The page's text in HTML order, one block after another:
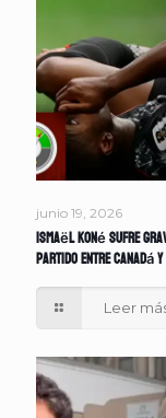
junio 19, 2026
Ismaël Koné sufre
partido entre Canadá
Leer